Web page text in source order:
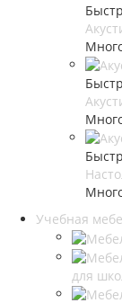
Учебная
для